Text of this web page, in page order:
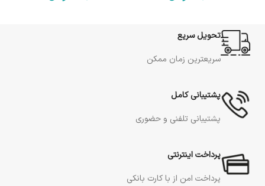
تحویل سریع
سریعترین زمان ممکن
پشتیبانی کامل
پشتیبانی تلفنی و حضوری
پرداخت اینترنتی
پرداخت امن از با کارت بانکی